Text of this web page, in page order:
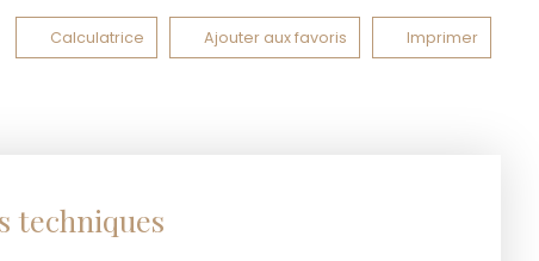
Calculatrice Ajouter aux favoris Imprimer
techniques